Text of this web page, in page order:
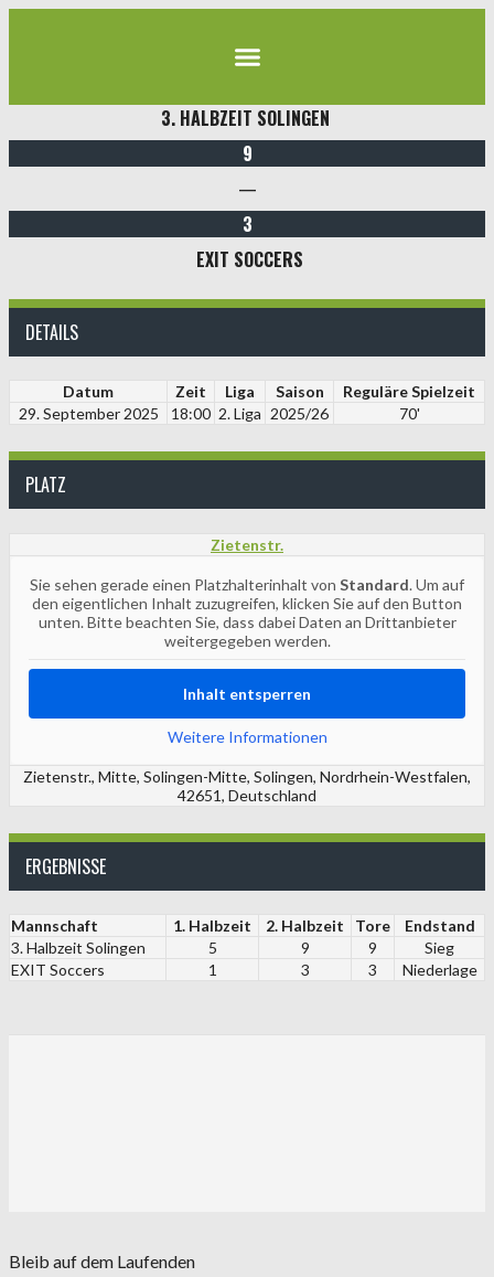
3. HALBZEIT SOLINGEN
9
—
3
EXIT SOCCERS
DETAILS
Datum Zeit Liga Saison
Reguläre Spielzeit
29. September 2025
18:00 2. Liga 2025/26 70'
PLATZ
Zietenstr.
Sie sehen gerade einen Platzhalterinhalt von Standard. Um auf
den eigentlichen Inhalt zuzugreifen, klicken Sie auf den Button
unten. Bitte beachten Sie, dass dabei Daten an Drittanbieter
weitergegeben werden.
Inhalt entsperren
Weitere Informationen
Zietenstr., Mitte, Solingen-Mitte, Solingen, Nordrhein-Westfalen,
42651, Deutschland
ERGEBNISSE
Mannschaft 1. Halbzeit 2. Halbzeit Tore
Endstand
3. Halbzeit Solingen
5 9 9
Sieg
EXIT Soccers
1 3 3 Niederlage
Bleib auf dem Laufenden